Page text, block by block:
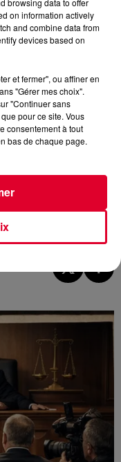
browsing data to offer
on information actively
and combine data from
devices based on
et fermer", ou affiner en
"Gérer mes choix".
"Continuer sans
pour ce site. Vous
consentement à tout
bas de chaque page.